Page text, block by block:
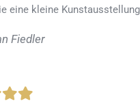
eine kleine
Fiedler